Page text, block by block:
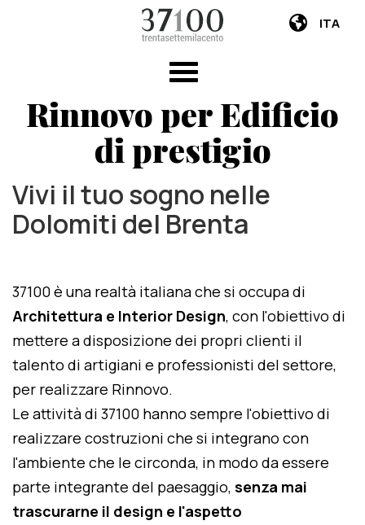
ITA
Rinnovo per Edificio
di prestigio
Vivi il tuo sogno nelle
Dolomiti del Brenta
37100 è una realtà italiana che si occupa di
Architettura e Interior Design, con l'obiettivo di
mettere a disposizione dei propri clienti il
talento di artigiani e professionisti del settore,
per realizzare Rinnovo.
Le attività di 37100 hanno sempre l'obiettivo di
realizzare costruzioni che si integrano con
l'ambiente che le circonda, in modo da essere
parte integrante del paesaggio, senza mai
trascurarne il design e l'aspetto